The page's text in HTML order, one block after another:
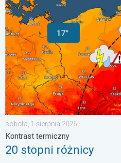
20 stopni różnicy. Kontrast
sobota, 1 sierpnia 2026
Kontrast termiczny
20 stopni różnicy